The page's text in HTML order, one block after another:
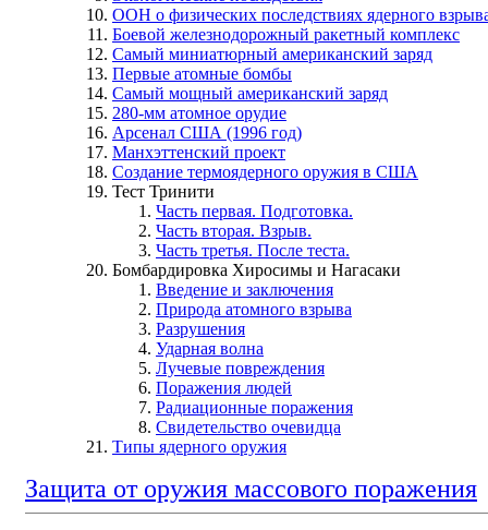
ООН о физических последствиях ядерного
Боевой железнодорожный ракетный комплекс
Самый миниатюрный американский заряд
Первые атомные бомбы
Самый мощный американский заряд
280-мм атомное орудие
Арсенал США (1996 год)
Манхэттенский проект
Создание термоядерного оружия в США
Тест Тринити
Часть первая. Подготовка.
Часть вторая. Взрыв.
Часть третья. После теста.
Бомбардировка Хиросимы и Нагасаки
Введение и заключения
Природа атомного взрыва
Разрушения
Ударная волна
Лучевые повреждения
Поражения людей
Радиационные поражения
Свидетельство очевидца
Типы ядерного оружия
Защита от оружия массового поражения